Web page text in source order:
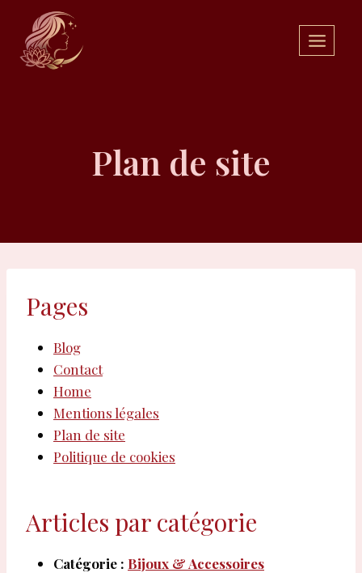
contenu
Plan de site
Pages
Blog
Contact
Home
Mentions légales
Plan de site
Politique de cookies
Articles par catégorie
Catégorie : Bijoux & Accessoires